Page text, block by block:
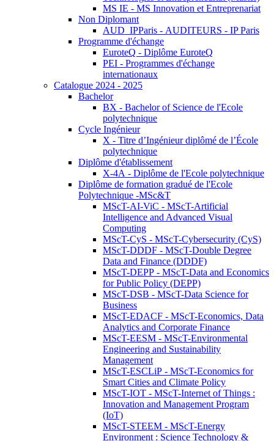
MS IE - MS Innovation et Entreprenariat
Non Diplomant
AUD_IPParis - AUDITEURS - IP Paris
Programme d'échange
EuroteQ - Diplôme EuroteQ
PEI - Programmes d'échange
internationaux
Catalogue 2024 - 2025
Bachelor
BX - Bachelor of Science de l'Ecole
polytechnique
Cycle Ingénieur
X - Titre d’Ingénieur diplômé de l’École
polytechnique
Diplôme d'établissement
X-4A - Diplôme de l'Ecole polytechnique
Diplôme de formation gradué de l'Ecole
Polytechnique -MSc&T
MScT-AI-ViC - MScT-Artificial
Intelligence and Advanced Visual
Computing
MScT-CyS - MScT-Cybersecurity (CyS)
MScT-DDDF - MScT-Double Degree
Data and Finance (DDDF)
MScT-DEPP - MScT-Data and Economics
for Public Policy (DEPP)
MScT-DSB - MScT-Data Science for
Business
MScT-EDACF - MScT-Economics, Data
Analytics and Corporate Finance
MScT-EESM - MScT-Environmental
Engineering and Sustainability
Management
MScT-ESCLiP - MScT-Economics for
Smart Cities and Climate Policy
MScT-IOT - MScT-Internet of Things :
Innovation and Management Program
(IoT)
MScT-STEEM - MScT-Energy
Environment : Science Technology &